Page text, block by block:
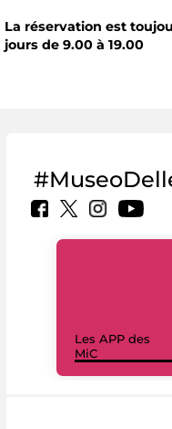
La réservation est
jours de 9.00 à 19.00
Les APP des
MiC